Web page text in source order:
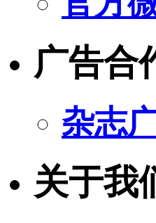
广告合
杂志
关于我